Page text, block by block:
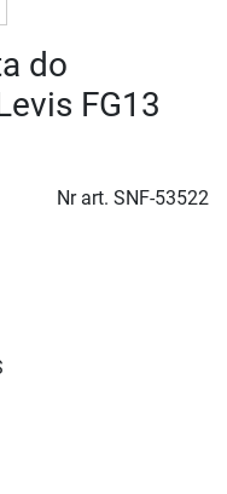
do
FG13
Nr art. SNF-53522